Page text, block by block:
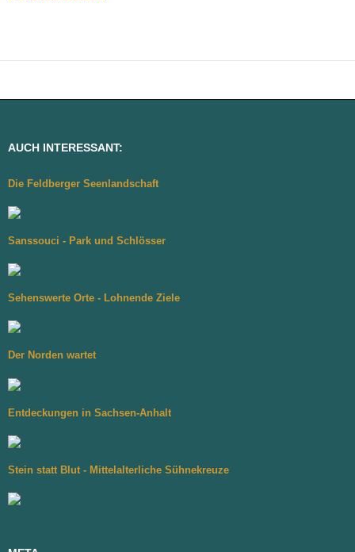
AUCH INTERESSANT:
Die Feldberger Seenlandschaft
Sanssouci - Park und Schlösser
Sehenswerte Orte - Lohnende Ziele
Der Norden wartet
Entdeckungen in Sachsen-Anhalt
Stein statt Blut - Mittelalterliche Sühnekreuze